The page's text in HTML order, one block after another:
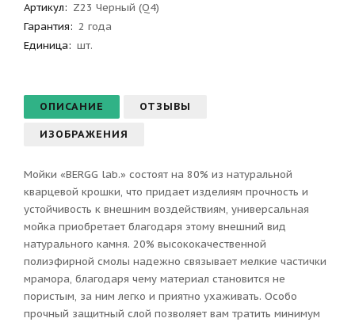
Артикул: Z23 Черный (Q4)
Гарантия: 2 года
Единица: шт.
ОПИСАНИЕ ОТЗЫВЫ
ИЗОБРАЖЕНИЯ
Мойки «BERGG lab.» состоят на 80% из натуральной
кварцевой крошки, что придает изделиям прочность и
устойчивость к внешним воздействиям, универсальная
мойка приобретает благодаря этому внешний вид
натурального камня. 20% высококачественной
полиэфирной смолы надежно связывает мелкие частички
мрамора, благодаря чему материал становится не
пористым, за ним легко и приятно ухаживать. Особо
прочный защитный слой позволяет вам тратить минимум